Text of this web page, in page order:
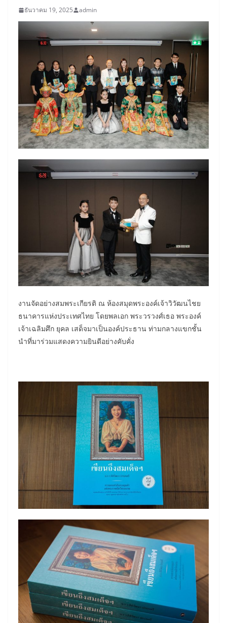
ธันวาคม 19, 2025 admin
งานจัดอย่างสมพระเกียรติ ณ ห้องสมุดพระองค์เจ้าวิวัฒนไชย
ธนาคารแห่งประเทศไทย โดยพลเอก พระวรวงศ์เธอ พระองค์
เจ้าเฉลิมศึก ยุคล เสด็จมาเป็นองค์ประธาน ท่ามกลางแขกชั้น
นำที่มาร่วมแสดงความยินดีอย่างคับคั่ง